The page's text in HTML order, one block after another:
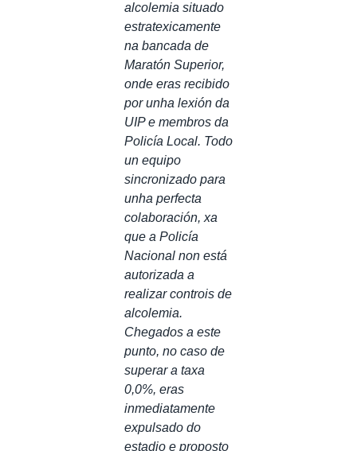
alcolemia situado
estratexicamente
na bancada de
Maratón Superior,
onde eras recibido
por unha lexión da
UIP e membros da
Policía Local. Todo
un equipo
sincronizado para
unha perfecta
colaboración, xa
que a Policía
Nacional non está
autorizada a
realizar controis de
alcolemia.
Chegados a este
punto, no caso de
superar a taxa
0,0%, eras
inmediatamente
expulsado do
estadio e proposto